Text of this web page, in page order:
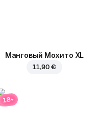
Манговый Мохито XL
11,90 €
18+